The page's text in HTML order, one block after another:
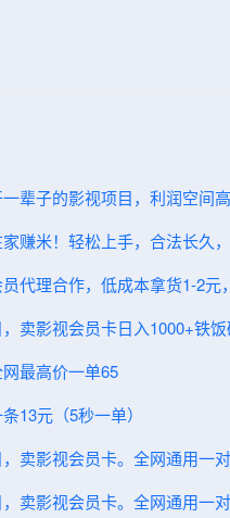
辈子的影视项目，利润空间
赚米！轻松上手，合法长久
代理合作，低成本拿货1-2
卖影视会员卡日入1000+铁
最高价一单65
13元（5秒一单）
卖影视会员卡。全网通用一
卖影视会员卡。全网通用一